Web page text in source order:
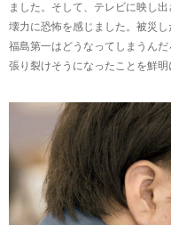
ました。そして、テレビに映し
壊力に恐怖を感じました。被災
福島第一はどうなってしまうん
張り裂けそうになったことを鮮明